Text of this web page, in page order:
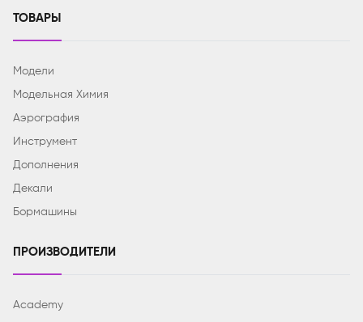
ТОВАРЫ
Модели
Модельная Химия
Аэрография
Инструмент
Дополнения
Декали
Бормашины
ПРОИЗВОДИТЕЛИ
Academy